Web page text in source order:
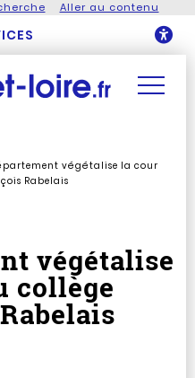
Aller au contenu
végétalise la cour
Rabelais
végétalise
collège